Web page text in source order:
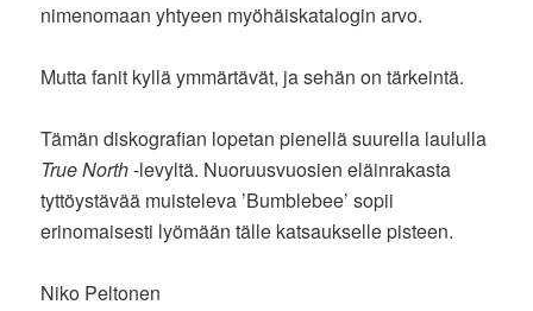
nimenomaan yhtyeen myöhäiskatalogin arvo.
Mutta fanit kyllä ymmärtävät, ja sehän on tärkeintä.
Tämän diskografian lopetan pienellä suurella laululla
True North-levyltä. Nuoruusvuosien eläinrakasta
tyttöystävää muisteleva ’Bumblebee’ sopii
erinomaisesti lyömään tälle katsaukselle pisteen.
Niko Peltonen